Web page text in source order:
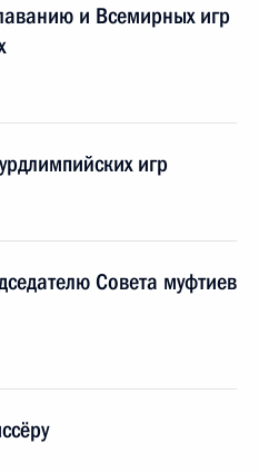
и Всемирных игр
игр
Совета муфтиев